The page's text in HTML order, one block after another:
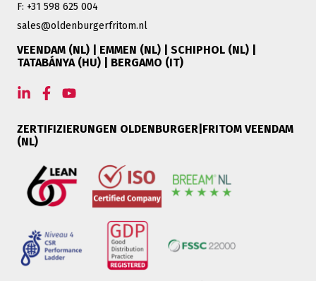
F: +31 598 625 004
sales@oldenburgerfritom.nl
VEENDAM (NL) | EMMEN (NL) | SCHIPHOL (NL) |
TATABÁNYA (HU) | BERGAMO (IT)
ZERTIFIZIERUNGEN OLDENBURGER|FRITOM VEENDAM
(NL)